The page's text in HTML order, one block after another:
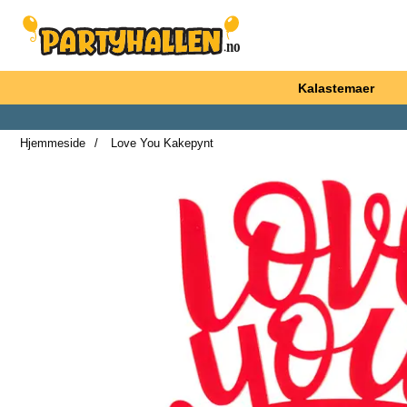
Startsiden for Partyhallen AB
Kalastemaer
Hjemmeside
Love You Kakepynt